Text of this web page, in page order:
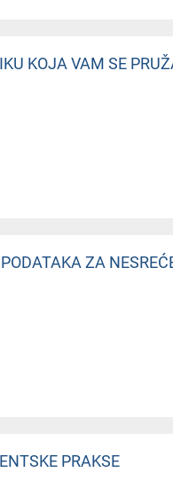
KOJA VAM SE
ZA
PRAKSE